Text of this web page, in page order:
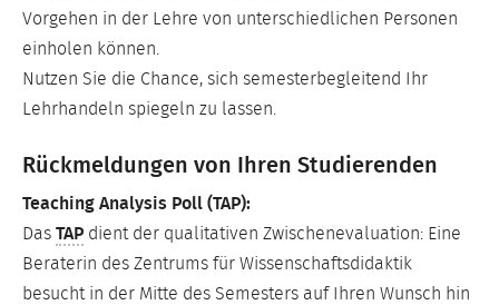
Vorgehen in der Lehre von unterschiedlichen Personen
einholen können.
Nutzen Sie die Chance, sich semesterbegleitend Ihr
Lehrhandeln spiegeln zu lassen.
Rückmeldungen von Ihren Studierenden
Teaching Analysis Poll (TAP):
Das TAP dient der qualitativen Zwischenevaluation: Eine
Beraterin des Zentrums für Wissenschaftsdidaktik
besucht in der Mitte des Semesters auf Ihren Wunsch hin